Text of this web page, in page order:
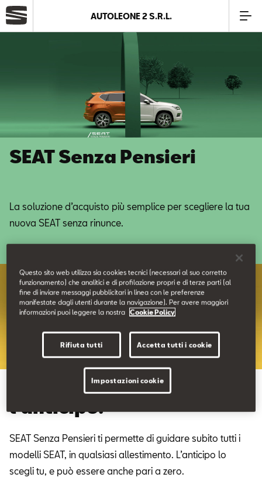
Offerte
Service
Contatti
Configuratore
AUTOLEONE 2 S.R.L.
SEAT Senza Pensieri
La soluzione d’acquisto più semplice per scegliere la tua
nuova SEAT senza rinunce.
Liberi di scegliere. Anche
l’anticipo.
SEAT Senza Pensieri ti permette di guidare subito tutti i
modelli SEAT, in qualsiasi allestimento. L’anticipo lo
scegli tu, e può essere anche pari a zero.
Questo sito web utilizza sia cookies tecnici (necessari al suo corretto
funzionamento) che analitici e di profilazione propri e di terze parti (al
fine di inviare messaggi pubblicitari in linea con le preferenze
manifestate dagli utenti durante la navigazione). Per avere maggiori
informazioni puoi leggere la nostra
Cookie Policy
Rifiuta tutti Accetta tutti i cookie
Impostazioni cookie